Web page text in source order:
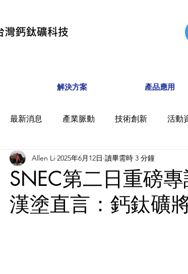
解決方案 產品應用
最新消息 產業脈動 技術創新 活動
SNEC第二日重磅
漢塗直言：鈣鈦礦
Allen Li 2025年6月12日 讀畢需時 3 分鐘